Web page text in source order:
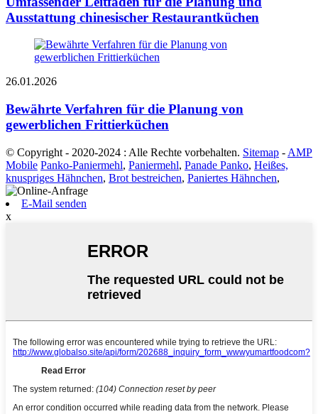
Ausstattung chinesischer Restaurantküchen
26.01.2026
Bewährte Verfahren für die Planung von
gewerblichen Frittierküchen
© Copyright - 2020-2024 : Alle Rechte vorbehalten. Sitemap - AMP
Mobile Panko-Paniermehl, Paniermehl, Panade Panko, Heißes,
knuspriges Hähnchen, Brot bestreichen, Paniertes Hähnchen,
E-Mail senden
x